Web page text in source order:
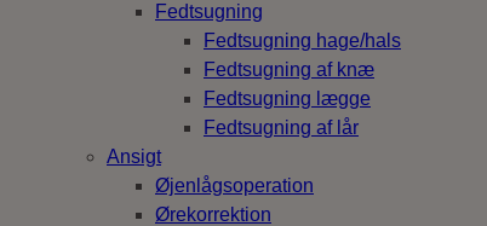
Fedtsugning
Fedtsugning hage/hals
Fedtsugning af knæ
Fedtsugning lægge
Fedtsugning af lår
Ansigt
Øjenlågsoperation
Ørekorrektion